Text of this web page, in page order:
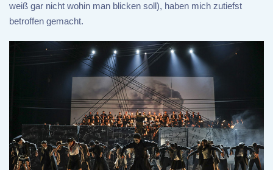
weiß gar nicht wohin man blicken soll), haben mich zutiefst
betroffen gemacht.